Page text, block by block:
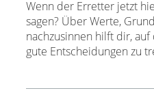
Wenn der Erretter jetzt
sagen? Über Werte,
nachzusinnen hilft dir,
gute Entscheidungen zu